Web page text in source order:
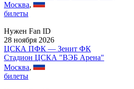
Москва,
билеты
Нужен Fan ID
28 ноября 2026
ЦСКА ПФК — Зенит ФК
Стадион ЦСКА "ВЭБ Арена"
Москва,
билеты